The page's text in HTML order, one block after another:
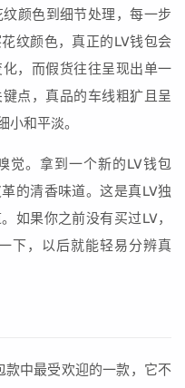
颜色到细节处理，每一步
纹颜色，真正的LV钱包会
，而假货往往呈现出单一
点，真品的车线粗犷且呈
和平淡。
觉。拿到一个新的LV钱包
的清香味道。这是真LV独
如果你之前没有买过LV，
下，以后就能轻易分辨真
款中最受欢迎的一款，它不